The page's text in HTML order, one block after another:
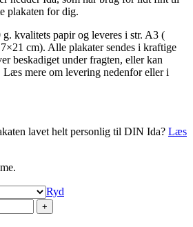
plakaten for dig.
kvalitets papir og leveres i str. A3 (
cm). Alle plakater sendes i kraftige
beskadiget under fragten, eller kan
Læs mere om levering nedenfor eller i
lavet helt personlig til DIN Ida? Læs
Ryd